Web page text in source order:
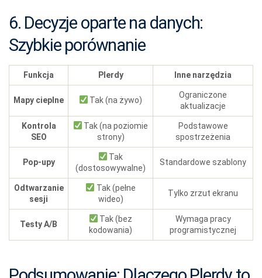
6. Decyzje oparte na danych:
Szybkie porównanie
Funkcja Plerdy Inne narzędzia
Mapy cieplne Tak (na żywo)
Ograniczone
aktualizacje
Kontrola
SEO
Tak (na poziomie
strony)
Podstawowe
spostrzeżenia
Pop-upy
Tak
(dostosowywalne)
Standardowe szablony
Odtwarzanie
sesji
Tak (pełne
wideo)
Tylko zrzut ekranu
Testy A/B
Tak (bez
kodowania)
Wymaga pracy
programistycznej